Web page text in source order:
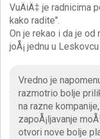
VuÄiÄ‡ je radnicima
kako radite".
On je rekao i da je
joÅ¡ jednu u
Vredno je
razmotrio bolje
na razne
zapoÅ¡ljavanje
otvori nove bolje